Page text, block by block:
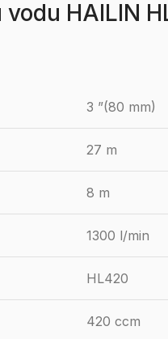
HAILIN
3 ”(80 mm)
27 m
8 m
1300 l/min
HL420
420 ccm